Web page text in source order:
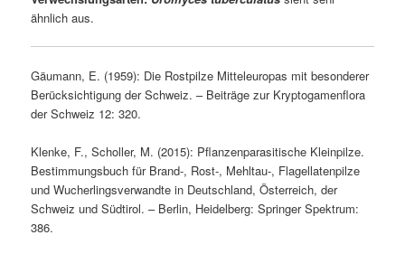
ähnlich aus.
Gäumann, E. (1959): Die Rostpilze Mitteleuropas mit besonderer
Berücksichtigung der Schweiz. – Beiträge zur Kryptogamenflora
der Schweiz 12: 320.
Klenke, F., Scholler, M. (2015): Pflanzenparasitische Kleinpilze.
Bestimmungsbuch für Brand-, Rost-, Mehltau-, Flagellatenpilze
und Wucherlingsverwandte in Deutschland, Österreich, der
Schweiz und Südtirol. – Berlin, Heidelberg: Springer Spektrum:
386.